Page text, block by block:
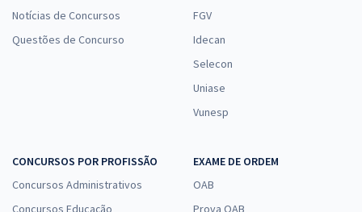
Notícias de Concursos
Questões de Concurso
FGV
Idecan
Selecon
Uniase
Vunesp
CONCURSOS POR PROFISSÃO
Concursos Administrativos
Concursos Educação
EXAME DE ORDEM
OAB
Prova OAB